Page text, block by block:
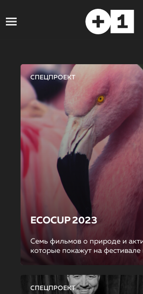
СПЕЦПРОЕКТ
ECOCUP 2023
Семь фильмов о природе и
которые покажут на
СПЕЦПРОЕКТ